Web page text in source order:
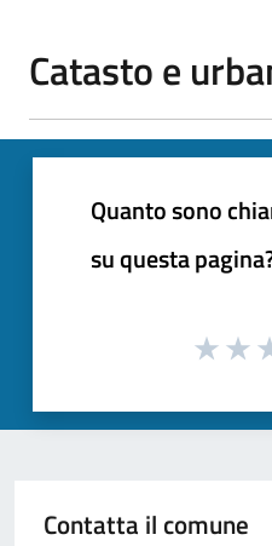
Catasto e
Quanto sono
su questa
Contatta il comune